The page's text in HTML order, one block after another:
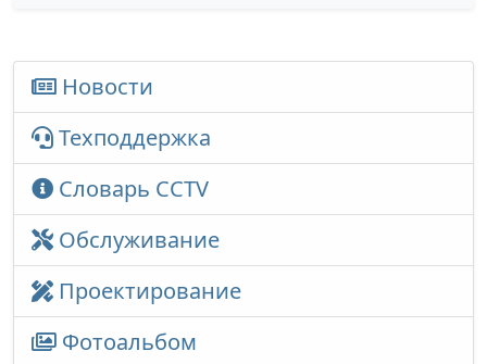
Новости
Техподдержка
Словарь CCTV
Обслуживание
Проектирование
Фотоальбом